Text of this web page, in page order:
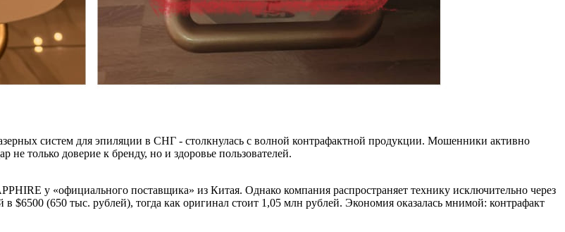
систем для эпиляции в СНГ - столкнулась с волной контрафактной продукции. Мошенники активно
только доверие к бренду, но и здоровье пользователей.
у «официального поставщика» из Китая. Однако компания распространяет технику исключительно через
(650 тыс. рублей), тогда как оригинал стоит 1,05 млн рублей. Экономия оказалась мнимой: контрафакт